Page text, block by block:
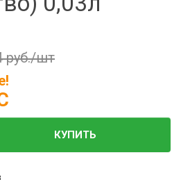
руб./шт
КУПИТЬ